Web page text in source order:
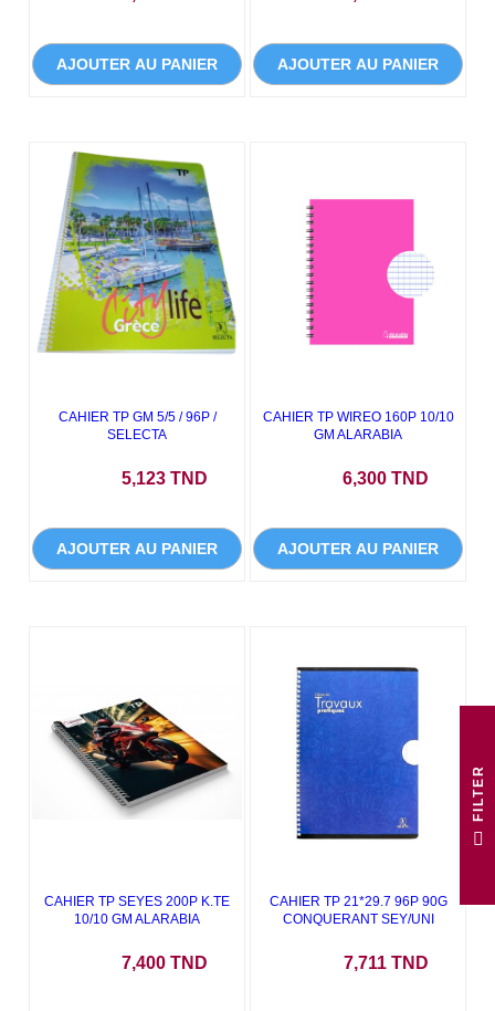
AJOUTER AU PANIER AJOUTER AU PANIER
CAHIER TP GM 5/5 / 96P /
SELECTA
5,123 TND
AJOUTER AU PANIER
CAHIER TP WIREO 160P 10/10
GM ALARABIA
6,300 TND
AJOUTER AU PANIER
CAHIER TP SEYES 200P K.TE
10/10 GM ALARABIA
7,400 TND
CAHIER TP 21*29.7 96P 90G
CONQUERANT SEY/UNI
7,711 TND
R